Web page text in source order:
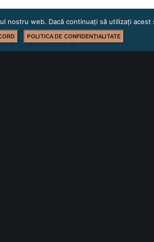
Comercială și
nostru web. Dacă continuați să utilizați
POLITICA DE CONFIDENȚIALITATE